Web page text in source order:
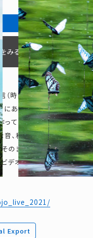
（時間は不定期）。
ある要素を使い、イン
っています。
音、秋の風が通り過ぎ
のままお届けします。
デオ、もご覧いただけ
Export
みる